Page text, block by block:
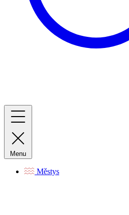
Menu
Městys